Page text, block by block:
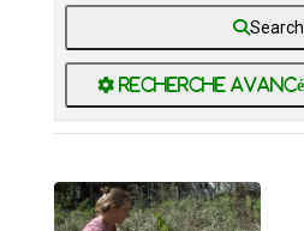
Search